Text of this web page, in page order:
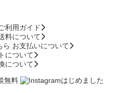
利用ガイド
料について
お支払いについて
について
について